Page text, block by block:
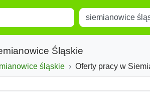
Miejscowość
Śląskie
śląskie Powiat
Oferty pracy w